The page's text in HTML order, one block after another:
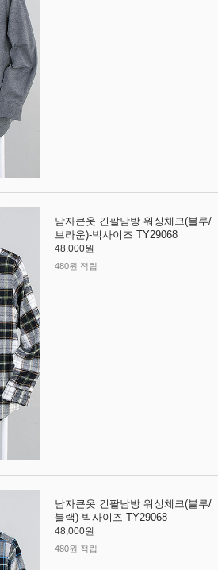
남자큰옷 긴팔남방 워싱체크(블루/
브라운)-빅사이즈 TY29068
48,000원
480원 적립
남자큰옷 긴팔남방 워싱체크(블루/
블랙)-빅사이즈 TY29068
48,000원
480원 적립